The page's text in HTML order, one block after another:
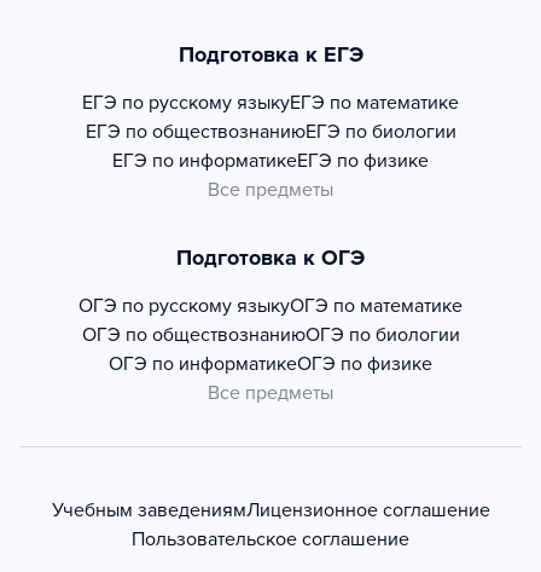
Подготовка к ЕГЭ
ЕГЭ по русскому языкуЕГЭ по математике
ЕГЭ по обществознаниюЕГЭ по биологии
ЕГЭ по информатикеЕГЭ по физике
Все предметы
Подготовка к ОГЭ
ОГЭ по русскому языкуОГЭ по математике
ОГЭ по обществознаниюОГЭ по биологии
ОГЭ по информатикеОГЭ по физике
Все предметы
Учебным заведениямЛицензионное соглашение
Пользовательское соглашение